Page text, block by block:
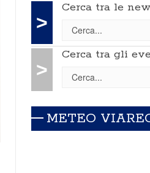
>
Cerca tra le
>
Cerca tra gli
METEO